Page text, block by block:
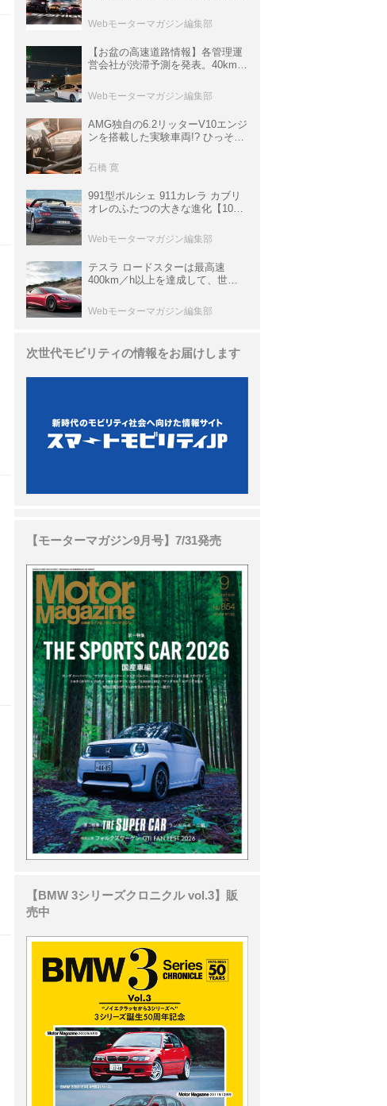
ト体験があたる抽選企画などを展
Webモーターマガジン編集部
【お盆の高速道路情報】各管理運
営会社が渋滞予測を発表。40km以
数ある
Webモーターマガジン編集部
AMG独自の6.2リッターV10エンジ
ンを搭載した実験車両!? ひっそり
P900 プロトタイプ」とは
石橋 寛
991型ポルシェ 911カレラ カブリ
オレのふたつの大きな進化【10年
Webモーターマガジン編集部
テスラ ロードスターは最高速
400km／h以上を達成して、世界
ーカークロニクル・完全版／
113】
Webモーターマガジン編集部
次世代モビリティの情報をお届けします
【モーターマガジン9月号】7/31発売
【BMW 3シリーズクロニクル vol.3】販
売中